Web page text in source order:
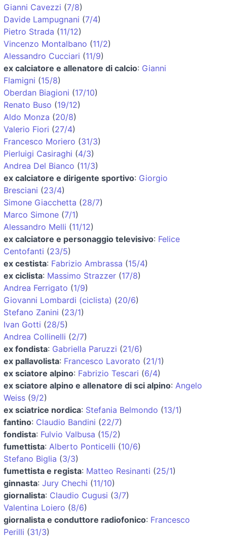
Gianni Cavezzi (7/8)
Davide Lampugnani (7/4)
Pietro Strada (11/12)
Vincenzo Montalbano (11/2)
Alessandro Cucciari (11/9)
ex calciatore e allenatore di calcio: Gianni
Flamigni (15/8)
Oberdan Biagioni (17/10)
Renato Buso (19/12)
Aldo Monza (20/8)
Valerio Fiori (27/4)
Francesco Moriero (31/3)
Pierluigi Casiraghi (4/3)
Andrea Del Bianco (11/3)
ex calciatore e dirigente sportivo: Giorgio
Bresciani (23/4)
Simone Giacchetta (28/7)
Marco Simone (7/1)
Alessandro Melli (11/12)
ex calciatore e personaggio televisivo: Felice
Centofanti (23/5)
ex cestista: Fabrizio Ambrassa (15/4)
ex ciclista: Massimo Strazzer (17/8)
Andrea Ferrigato (1/9)
Giovanni Lombardi (ciclista) (20/6)
Stefano Zanini (23/1)
Ivan Gotti (28/5)
Andrea Collinelli (2/7)
ex fondista: Gabriella Paruzzi (21/6)
ex pallavolista: Francesco Lavorato (21/1)
ex sciatore alpino: Fabrizio Tescari (6/4)
ex sciatore alpino e allenatore di sci alpino: Angelo
Weiss (9/2)
ex sciatrice nordica: Stefania Belmondo (13/1)
fantino: Claudio Bandini (22/7)
fondista: Fulvio Valbusa (15/2)
fumettista: Alberto Ponticelli (10/6)
Stefano Biglia (3/3)
fumettista e regista: Matteo Resinanti (25/1)
ginnasta: Jury Chechi (11/10)
giornalista: Claudio Cugusi (3/7)
Valentina Loiero (8/6)
giornalista e conduttore radiofonico: Francesco
Perilli (31/3)